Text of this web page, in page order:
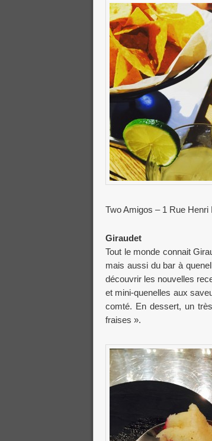
Two Amigos – 1 Rue Henri
Giraudet
Tout le monde connait
mais aussi du bar à
découvrir les nouvelles
et mini-quenelles aux
comté. En dessert, un
fraises ».